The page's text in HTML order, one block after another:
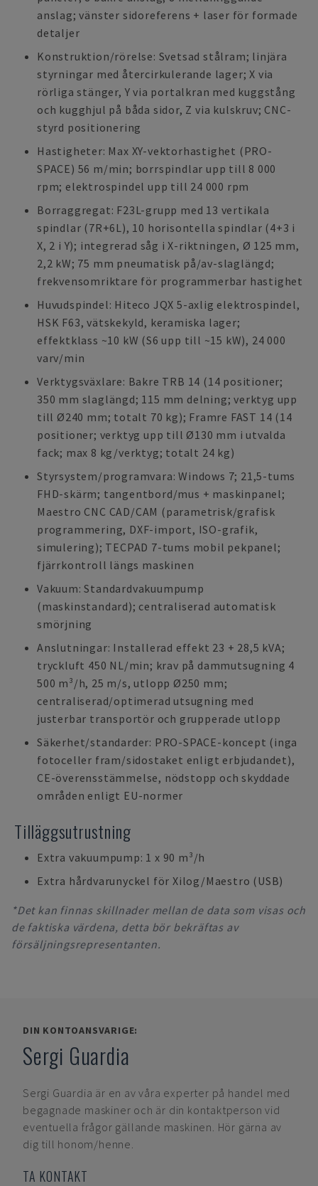
anslag; vänster sidoreferens + laser för formade
detaljer
Konstruktion/rörelse: Svetsad stålram; linjära
styrningar med återcirkulerande lager; X via
rörliga stänger, Y via portalkran med kuggstång
och kugghjul på båda sidor, Z via kulskruv; CNC-
styrd positionering
Hastigheter: Max XY-vektorhastighet (PRO-
SPACE) 56 m/min; borrspindlar upp till 8 000
rpm; elektrospindel upp till 24 000 rpm
Borraggregat: F23L-grupp med 13 vertikala
spindlar (7R+6L), 10 horisontella spindlar (4+3 i
X, 2 i Y); integrerad såg i X-riktningen, Ø 125 mm,
2,2 kW; 75 mm pneumatisk på/av-slaglängd;
frekvensomriktare för programmerbar hastighet
Huvudspindel: Hiteco JQX 5-axlig elektrospindel,
HSK F63, vätskekyld, keramiska lager;
effektklass ~10 kW (S6 upp till ~15 kW), 24 000
varv/min
Verktygsväxlare: Bakre TRB 14 (14 positioner;
350 mm slaglängd; 115 mm delning; verktyg upp
till Ø240 mm; totalt 70 kg); Framre FAST 14 (14
positioner; verktyg upp till Ø130 mm i utvalda
fack; max 8 kg/verktyg; totalt 24 kg)
Styrsystem/programvara: Windows 7; 21,5-tums
FHD-skärm; tangentbord/mus + maskinpanel;
Maestro CNC CAD/CAM (parametrisk/grafisk
programmering, DXF-import, ISO-grafik,
simulering); TECPAD 7-tums mobil pekpanel;
fjärrkontroll längs maskinen
Vakuum: Standardvakuumpump
(maskinstandard); centraliserad automatisk
smörjning
Anslutningar: Installerad effekt 23 + 28,5 kVA;
tryckluft 450 NL/min; krav på dammutsugning 4
500 m³/h, 25 m/s, utlopp Ø250 mm;
centraliserad/optimerad utsugning med
justerbar transportör och grupperade utlopp
Säkerhet/standarder: PRO-SPACE-koncept (inga
fotoceller fram/sidostaket enligt erbjudandet),
CE-överensstämmelse, nödstopp och skyddade
områden enligt EU-normer
Tilläggsutrustning
Extra vakuumpump: 1 x 90 m³/h
Extra hårdvarunyckel för Xilog/Maestro (USB)
*Det kan finnas skillnader mellan de data som visas och
de faktiska värdena, detta bör bekräftas av
försäljningsrepresentanten.
DIN KONTOANSVARIGE:
Sergi Guardia
Sergi Guardia är en av våra experter på handel med
begagnade maskiner och är din kontaktperson vid
eventuella frågor gällande maskinen. Hör gärna av
dig till honom/henne.
TA KONTAKT